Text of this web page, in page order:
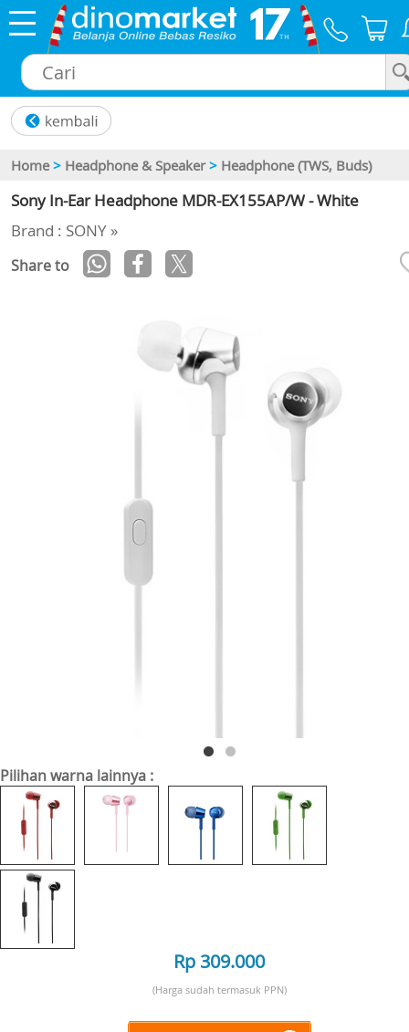
Home > Headphone & Speaker > Headphone (TWS, Buds)
Sony In-Ear Headphone MDR-EX155AP/W - White
Brand : SONY »
Share to
Pilihan warna lainnya :
Rp 309.000
(Harga sudah termasuk PPN)